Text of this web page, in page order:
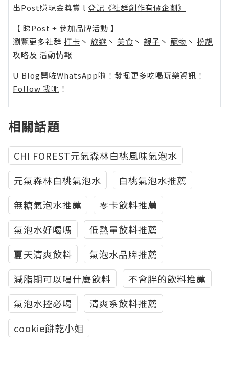
出Post賺現金獎賞 l 登記《社群創作有價企劃》
【 睇Post + 參加品牌活動 】
瀏覽更多社群 打卡 丶 旅遊 丶 美食 丶 親子 丶 寵物 丶 扮靚
攻略及 活動情報
U Blog開咗WhatsApp啦！發掘更多吃喝玩樂資訊！
Follow 我哋 ！
相關話題
CHI FOREST元氣森林白桃風味氣泡水
元氣森林白桃氣泡水
白桃氣泡水推薦
無糖氣泡水推薦
零卡飲料推薦
氣泡水好喝嗎
低熱量飲料推薦
夏天清爽飲料
氣泡水品牌推薦
減脂期可以喝什麼飲料
不會胖的飲料推薦
氣泡水控必喝
清爽系飲料推薦
cookie餅乾小姐